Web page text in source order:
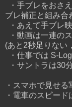
・手ブレをおさ
ブレ補正と組み合
・あえて手ブレ
・動画は一連の
(あと2秒足りない
・仕事では S-
・サントラは30
・スマホで見せ
・電車のスピー